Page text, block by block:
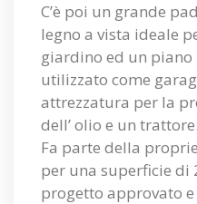
C’è poi un grande
legno a vista ideale
giardino ed un
utilizzato come
attrezzatura per la
dell’ olio e un trattore.
Fa parte della
per una superficie di
progetto approvato